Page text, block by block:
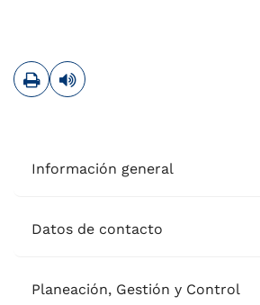
ImprimirLeer contenido
Información general
Datos de contacto
Planeación, Gestión y Control